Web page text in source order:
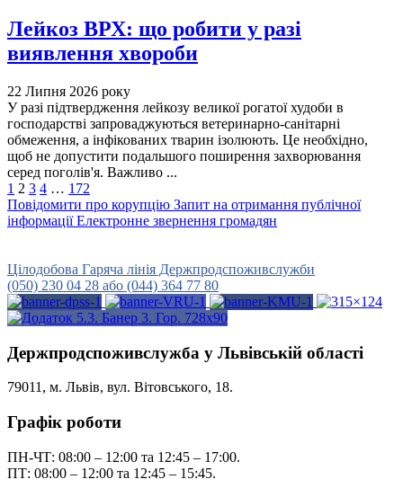
Лейкоз ВРХ: що робити у разі
виявлення хвороби
22 Липня 2026 року
У разі підтвердження лейкозу великої рогатої худоби в
господарстві запроваджуються ветеринарно-санітарні
обмеження, а інфікованих тварин ізолюють. Це необхідно,
щоб не допустити подальшого поширення захворювання
серед поголів'я. Важливо ...
1 2 3 4 … 172
Повідомити про корупцію Запит на отримання публічної
інформаціїЕлектронне звернення громадян
Цілодобова Гаряча лінія Держпродспоживслужби
(050) 230 04 28 або (044) 364 77 80
Держпродспоживслужба у Львівській області
79011, м. Львів, вул. Вітовського, 18.
Графік роботи
ПН-ЧТ: 08:00 – 12:00 та 12:45 – 17:00.
ПТ: 08:00 – 12:00 та 12:45 – 15:45.